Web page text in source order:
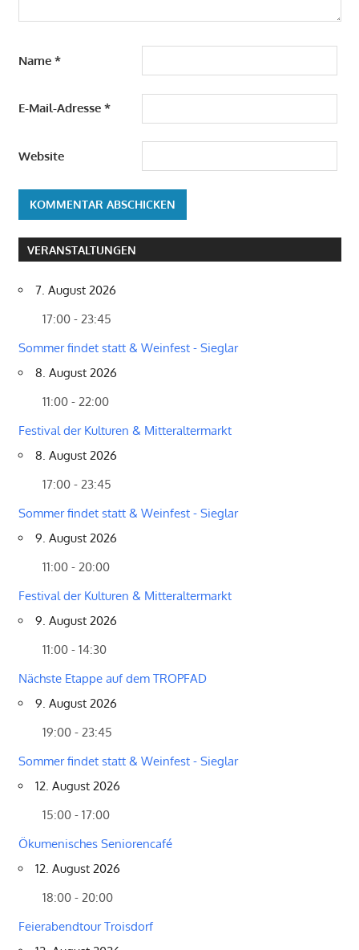
Name *
E-Mail-Adresse *
Website
VERANSTALTUNGEN
7. August 2026
17:00 - 23:45
Sommer findet statt & Weinfest - Sieglar
8. August 2026
11:00 - 22:00
Festival der Kulturen & Mitteraltermarkt
8. August 2026
17:00 - 23:45
Sommer findet statt & Weinfest - Sieglar
9. August 2026
11:00 - 20:00
Festival der Kulturen & Mitteraltermarkt
9. August 2026
11:00 - 14:30
Nächste Etappe auf dem TROPFAD
9. August 2026
19:00 - 23:45
Sommer findet statt & Weinfest - Sieglar
12. August 2026
15:00 - 17:00
Ökumenisches Seniorencafé
12. August 2026
18:00 - 20:00
Feierabendtour Troisdorf